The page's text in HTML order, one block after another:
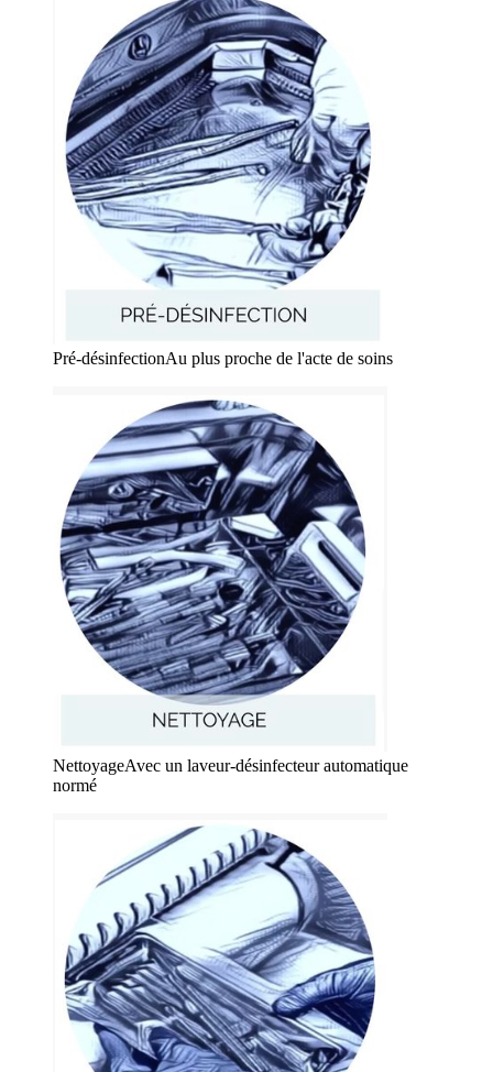
Pré-désinfectionAu plus proche de l'acte de soins
NettoyageAvec un laveur-désinfecteur automatique
normé